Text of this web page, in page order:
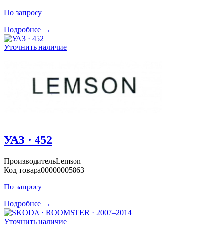
По запросу
Подробнее →
Уточнить наличие
УАЗ · 452
ПроизводительLemson
Код товара00000005863
По запросу
Подробнее →
Уточнить наличие